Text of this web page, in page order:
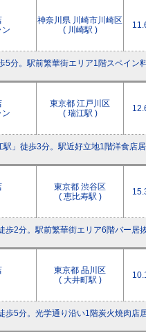
ン
神奈川県 川崎市川崎区
( 川崎駅 )
5分。駅前繁華街エリア1階スペイン
ン
東京都 江戸川区
( 瑞江駅 )
駅」徒歩3分。駅近好立地1階洋食店
東京都 渋谷区
( 恵比寿駅 )
歩2分。駅前繁華街エリア6階バー居
東京都 品川区
( 大井町駅 )
歩5分。光学通り沿い1階炭火焼肉店